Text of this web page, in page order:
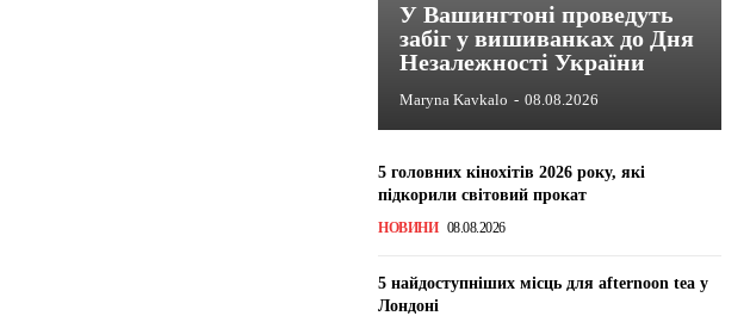
У Вашингтоні проведуть
забіг у вишиванках до Дня
Незалежності України
Maryna Kavkalo - 08.08.2026
5 головних кінохітів 2026 року, які
підкорили світовий прокат
НОВИНИ 08.08.2026
5 найдоступніших місць для afternoon tea у
Лондоні